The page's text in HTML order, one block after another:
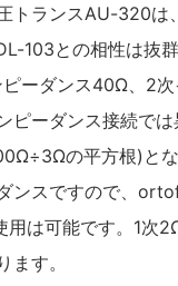
トランスAU-320は
103との相性は抜
ピーダンス40Ω、2
ピーダンス接続で
の平方根)と
ンスですので、
用は可能です。1次
ます。